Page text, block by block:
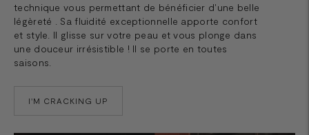
technique vous permettant de bénéficier d'une belle
légèreté . Sa fluidité exceptionnelle apporte confort
et style. Il glisse sur votre peau et vous plonge dans
une douceur irrésistible ! Il se porte en toutes
saisons.
I'M CRACKING UP